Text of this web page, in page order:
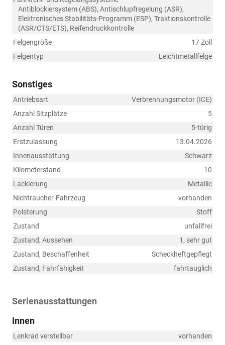
Antiblockiersystem (ABS), Antischlupfregelung (ASR),
Elektronisches Stabilitäts-Programm (ESP), Traktionskontrolle
(ASR/CTS/ETS), Reifendruckkontrolle
Felgengröße
17 Zoll
Felgentyp
Leichtmetallfelge
Sonstiges
Antriebsart
Verbrennungsmotor (ICE)
Anzahl Sitzplätze
5
Anzahl Türen
5-türig
Erstzulassung
13.04.2026
Innenausstattung
Schwarz
Kilometerstand
10
Lackierung
Metallic
Nichtraucher-Fahrzeug
vorhanden
Polsterung
Stoff
Zustand
unfallfrei
Zustand, Aussehen
1, sehr gut
Zustand, Beschaffenheit
Scheckheftgepflegt
Zustand, Fahrfähigkeit
fahrtauglich
Serienausstattungen
Innen
Lenkrad verstellbar
vorhanden